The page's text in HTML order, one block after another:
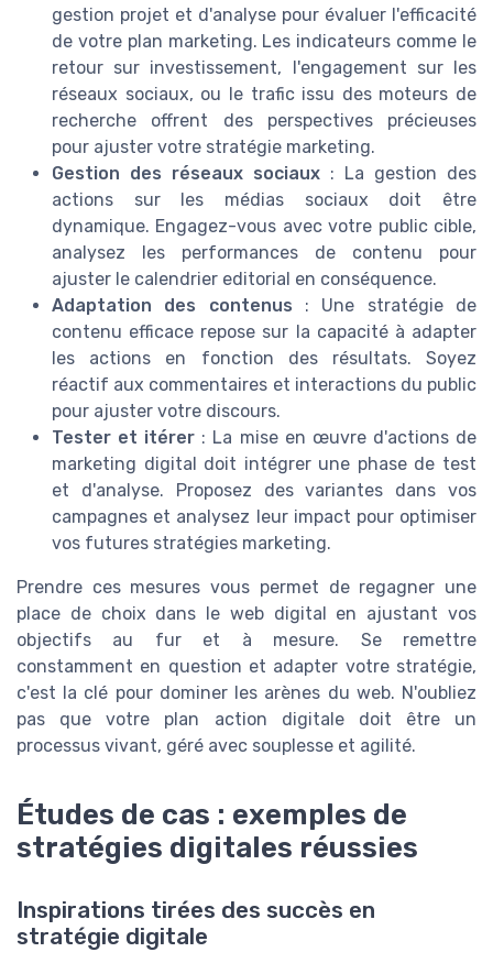
gestion projet et d'analyse pour évaluer l'efficacité
de votre plan marketing. Les indicateurs comme le
retour sur investissement, l'engagement sur les
réseaux sociaux, ou le trafic issu des moteurs de
recherche offrent des perspectives précieuses
pour ajuster votre stratégie marketing.
Gestion des réseaux sociaux : La gestion des
actions sur les médias sociaux doit être
dynamique. Engagez-vous avec votre public cible,
analysez les performances de contenu pour
ajuster le calendrier editorial en conséquence.
Adaptation des contenus : Une stratégie de
contenu efficace repose sur la capacité à adapter
les actions en fonction des résultats. Soyez
réactif aux commentaires et interactions du public
pour ajuster votre discours.
Tester et itérer : La mise en œuvre d'actions de
marketing digital doit intégrer une phase de test
et d'analyse. Proposez des variantes dans vos
campagnes et analysez leur impact pour optimiser
vos futures stratégies marketing.
Prendre ces mesures vous permet de regagner une
place de choix dans le web digital en ajustant vos
objectifs au fur et à mesure. Se remettre
constamment en question et adapter votre stratégie,
c'est la clé pour dominer les arènes du web. N'oubliez
pas que votre plan action digitale doit être un
processus vivant, géré avec souplesse et agilité.
Études de cas : exemples de
stratégies digitales réussies
Inspirations tirées des succès en
stratégie digitale